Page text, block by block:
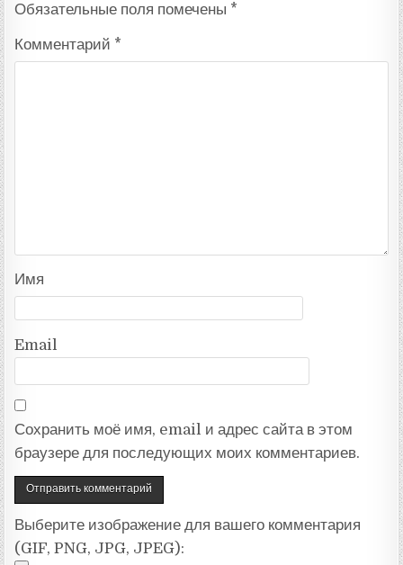
Обязательные поля помечены *
Комментарий *
Имя
Email
Сохранить моё имя, email и адрес сайта в этом
браузере для последующих моих комментариев.
Выберите изображение для вашего комментария
(GIF, PNG, JPG, JPEG):